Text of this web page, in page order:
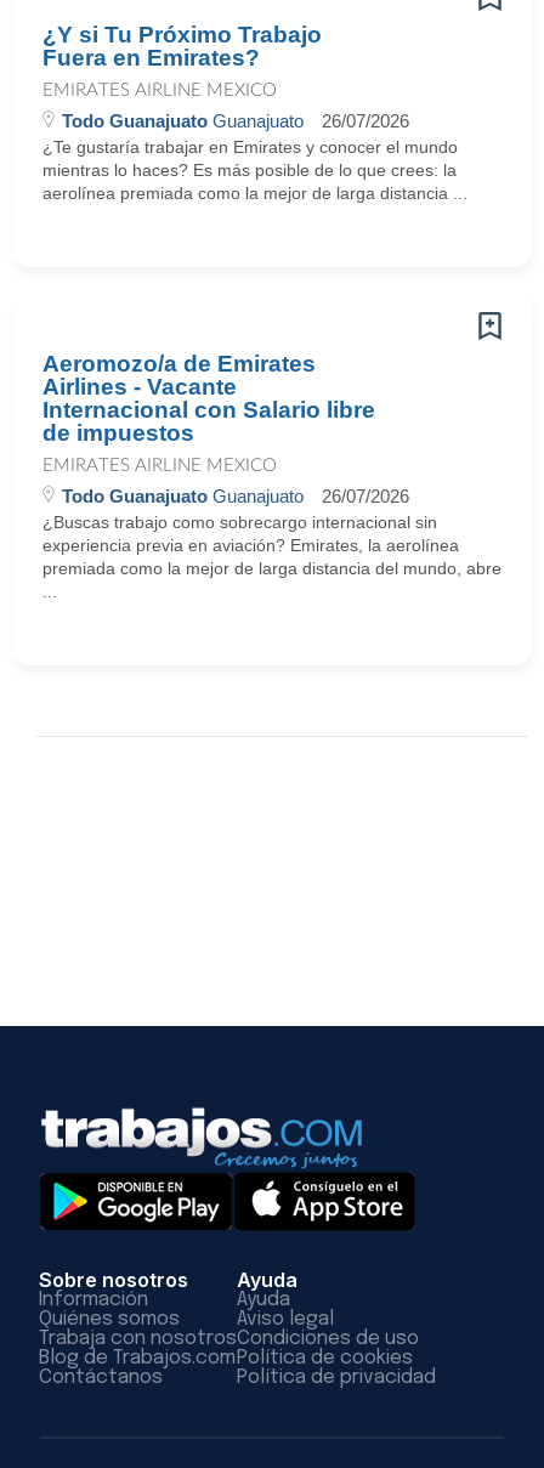
¿Y si Tu Próximo Trabajo
Fuera en Emirates?
EMIRATES AIRLINE MEXICO
Todo Guanajuato Guanajuato 26/07/2026
¿Te gustaría trabajar en Emirates y conocer el mundo
mientras lo haces? Es más posible de lo que crees: la
aerolínea premiada como la mejor de larga distancia ...
Aeromozo/a de Emirates
Airlines - Vacante
Internacional con Salario libre
de impuestos
EMIRATES AIRLINE MEXICO
Todo Guanajuato Guanajuato 26/07/2026
¿Buscas trabajo como sobrecargo internacional sin
experiencia previa en aviación? Emirates, la aerolínea
premiada como la mejor de larga distancia del mundo, abre
Sobre nosotros
Información
Quiénes somos
Trabaja con nosotros
Blog de Trabajos.com
Contáctanos
Ayuda
Ayuda
Aviso legal
Condiciones de uso
Política de cookies
Política de privacidad